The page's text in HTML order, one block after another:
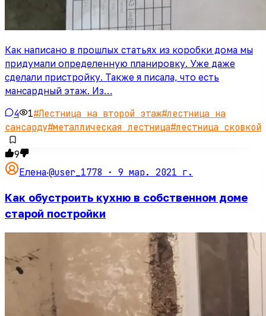
Как написано в прошлых статьях из коробки дома мы
придумали определенную планировку. Уже даже
сделали пристройку. Также я писала, что есть
мансардный этаж. Из…
4 1#Лестница на второй этаж#лестница на
сансарду#металлическая лестница#лестница сковкой
9
Елена·@user_1778 · 9 мар. 2021 г.
Как обустроить кухню в собственном доме
старой постройки